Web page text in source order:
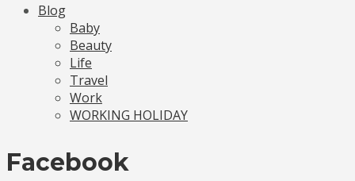
Blog
Baby
Beauty
Life
Travel
Work
WORKING HOLIDAY
Facebook